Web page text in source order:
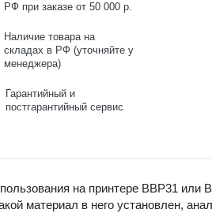
РФ при заказе от 50 000 р.
Наличие товара на
складах в РФ (уточняйте у
менеджера)
Гарантийный и
постгарантийный сервис
на принтере BBP31 или
материал в него установлен,